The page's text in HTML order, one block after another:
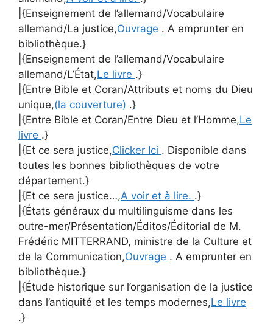
|{Enseignement de l’allemand/Vocabulaire
allemand/La justice,Ouvrage . A emprunter en
bibliothèque.}
|{Enseignement de l’allemand/Vocabulaire
allemand/L’État,Le livre .}
|{Entre Bible et Coran/Attributs et noms du Dieu
unique,(la couverture) .}
|{Entre Bible et Coran/Entre Dieu et l’Homme,Le
livre .}
|{Et ce sera justice,Clicker Ici . Disponible dans
toutes les bonnes bibliothèques de votre
département.}
|{Et ce sera justice…,A voir et à lire. .}
|{États généraux du multilinguisme dans les
outre-mer/Présentation/Éditos/Éditorial de M.
Frédéric MITTERRAND, ministre de la Culture et
de la Communication,Ouvrage . A emprunter en
bibliothèque.}
|{Étude historique sur l’organisation de la justice
dans l’antiquité et les temps modernes,Le livre
.}